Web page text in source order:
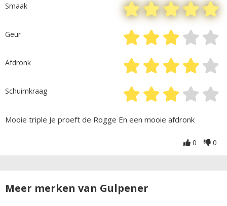
Smaak
Geur
Afdronk
Schuimkraag
Mooie triple Je proeft de Rogge En een mooie afdronk
0 0
Meer merken van Gulpener